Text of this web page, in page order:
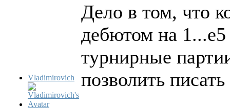
Vladimirovich
Дело в том, что
дебютом на
турнирные
позволить